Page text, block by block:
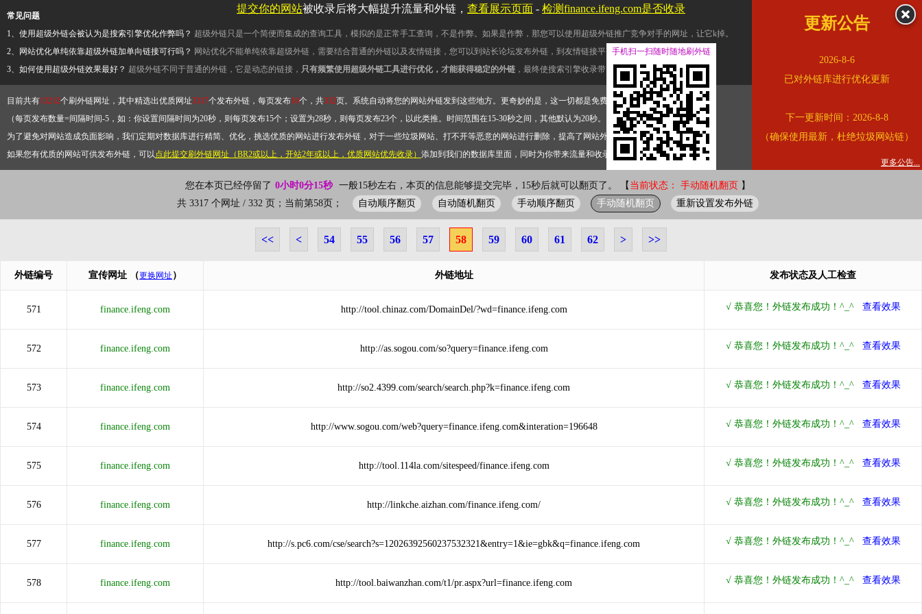
常见问题
1、使用超级外链会被认为是搜索引擎优化作弊吗？ 超级外链只是一个简便而集成的查询工具，模拟的是正常手工查询，不是作弊。如果是作弊，那您可以使用超级外链推广竞争对手的网址，让它k掉。
2、网站优化单纯依靠超级外链加单向链接可行吗？ 网站优化不能单纯依靠超级外链，需要结合普通的外链以及友情链接，您可以到站长论坛发布外链，到友情链接平台交换友情链接。
3、如何使用超级外链效果最好？ 超级外链不同于普通的外链，它是动态的链接， 只有频繁使用超级外链工具进行优化，才能获得稳定的外链 ，最终使搜索引擎收录带网址的查询页面。
目前共有13212个刷外链网址，其中精选出优质网址3317个发布外链，每页发布10个，共332页。系统自动将您的网站外链发到这些地方。更奇妙的是，这一切都是免费的。
（每页发布数量=间隔时间-5，如：你设置间隔时间为20秒，则每页发布15个；设置为28秒，则每页发布23个，以此类推。时间范围在15-30秒之间，其他默认为20秒。）
为了避免对网站造成负面影响，我们定期对数据库进行精简、优化，挑选优质的网站进行发布外链，对于一些垃圾网站、打不开等恶意的网站进行删除，提高了网站外链的质量。
如果您有优质的网站可供发布外链，可以点此提交刷外链网址（BR2或以上，开站2年或以上，优质网站优先收录） 添加到我们的数据库里面，同时为你带来流量和收录。 错误外链纠正
您在本页已经停留了 0小时0分15秒 一般15秒左右，本页的信息能够提交完毕，15秒后就可以翻页了。 【 当前状态： 手动随机翻页 】
共 3317 个网址 / 332 页；当前第58页；
自动顺序翻页 自动随机翻页 手动顺序翻页 手动随机翻页 重新设置发布外链
<< < 54 55 56 57 58 59 60 61 62 > >>
外链编号 宣传网址 （更换网址 ） 外链地址 发布状态及人工检查
571 finance.ifeng.com http://tool.chinaz.com/DomainDel/?wd=finance.ifeng.com
572 finance.ifeng.com http://as.sogou.com/so?query=finance.ifeng.com
573 finance.ifeng.com http://so2.4399.com/search/search.php?k=finance.ifeng.com
574 finance.ifeng.com http://www.sogou.com/web?query=finance.ifeng.com&interation=196648
575 finance.ifeng.com http://tool.114la.com/sitespeed/finance.ifeng.com
576 finance.ifeng.com http://linkche.aizhan.com/finance.ifeng.com/
577 finance.ifeng.com http://s.pc6.com/cse/search?s=12026392560237532321&entry=1&ie=gbk&q=finance.ifeng.com
578 finance.ifeng.com http://tool.baiwanzhan.com/t1/pr.aspx?url=finance.ifeng.com
提交你的网站被收录后将大幅提升流量和外链， 查看展示页面 - 检测finance.ifeng.com是否收录
更新公告
2026-8-6
已对外链库进行优化更新
下一更新时间：2026-8-8
（确保使用最新，杜绝垃圾网站链）
更多公告...
手机扫一扫随时随地刷外链